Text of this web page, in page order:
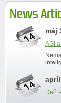
News
máj
AGI
apríl
Deň